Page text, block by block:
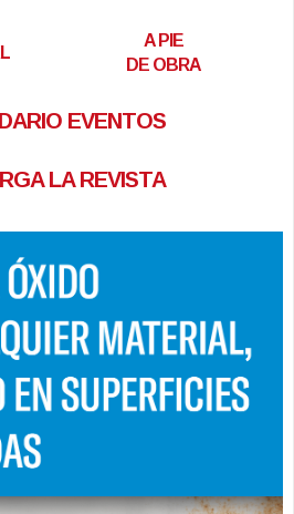
A PIE
DE OBRA
EVENTOS
LA REVISTA